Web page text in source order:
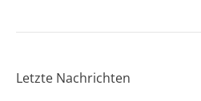
Letzte Nachrichten